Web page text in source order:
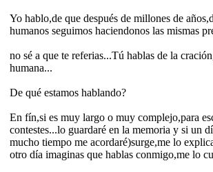
Yo hablo,de que después de millones de
humanos seguimos haciendonos las mismas
no sé a que te referias...Tú hablas de la
humana...
De qué estamos hablando?
En fín,si es muy largo o muy complejo,para
contestes...lo guardaré en la memoria y si un
mucho tiempo me acordaré)surge,me lo
otro día imaginas que hablas conmigo,me lo